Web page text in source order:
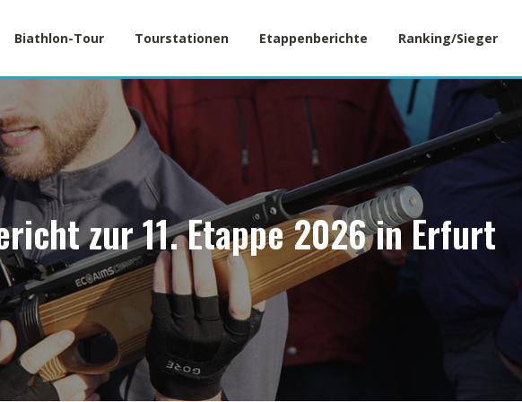
Biathlon-Tour Tourstationen Etappenberichte Ranking/Sieger
zur 11. Etappe 2026 in Erfurt